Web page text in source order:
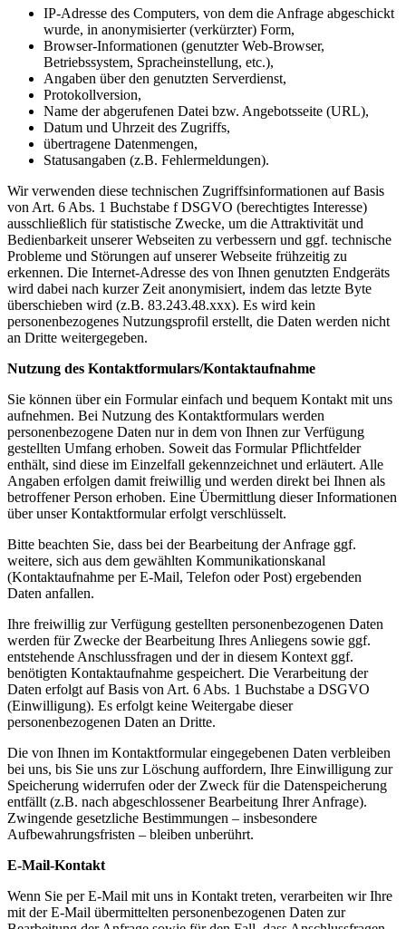
IP-Adresse des Computers, von dem die Anfrage abgeschickt
wurde, in anonymisierter (verkürzter) Form,
Browser-Informationen (genutzter Web-Browser,
Betriebssystem, Spracheinstellung, etc.),
Angaben über den genutzten Serverdienst,
Protokollversion,
Name der abgerufenen Datei bzw. Angebotsseite (URL),
Datum und Uhrzeit des Zugriffs,
übertragene Datenmengen,
Statusangaben (z.B. Fehlermeldungen).
Wir verwenden diese technischen Zugriffsinformationen auf Basis
von Art. 6 Abs. 1 Buchstabe f DSGVO (berechtigtes Interesse)
ausschließlich für statistische Zwecke, um die Attraktivität und
Bedienbarkeit unserer Webseiten zu verbessern und ggf. technische
Probleme und Störungen auf unserer Webseite frühzeitig zu
erkennen. Die Internet-Adresse des von Ihnen genutzten Endgeräts
wird dabei nach kurzer Zeit anonymisiert, indem das letzte Byte
überschieben wird (z.B. 83.243.48.xxx). Es wird kein
personenbezogenes Nutzungsprofil erstellt, die Daten werden nicht
an Dritte weitergegeben.
Nutzung des Kontaktformulars/Kontaktaufnahme
Sie können über ein Formular einfach und bequem Kontakt mit uns
aufnehmen. Bei Nutzung des Kontaktformulars werden
personenbezogene Daten nur in dem von Ihnen zur Verfügung
gestellten Umfang erhoben. Soweit das Formular Pflichtfelder
enthält, sind diese im Einzelfall gekennzeichnet und erläutert. Alle
Angaben erfolgen damit freiwillig und werden direkt bei Ihnen als
betroffener Person erhoben. Eine Übermittlung dieser Informationen
über unser Kontaktformular erfolgt verschlüsselt.
Bitte beachten Sie, dass bei der Bearbeitung der Anfrage ggf.
weitere, sich aus dem gewählten Kommunikationskanal
(Kontaktaufnahme per E-Mail, Telefon oder Post) ergebenden
Daten anfallen.
Ihre freiwillig zur Verfügung gestellten personenbezogenen Daten
werden für Zwecke der Bearbeitung Ihres Anliegens sowie ggf.
entstehende Anschlussfragen und der in diesem Kontext ggf.
benötigten Kontaktaufnahme gespeichert. Die Verarbeitung der
Daten erfolgt auf Basis von Art. 6 Abs. 1 Buchstabe a DSGVO
(Einwilligung). Es erfolgt keine Weitergabe dieser
personenbezogenen Daten an Dritte.
Die von Ihnen im Kontaktformular eingegebenen Daten verbleiben
bei uns, bis Sie uns zur Löschung auffordern, Ihre Einwilligung zur
Speicherung widerrufen oder der Zweck für die Datenspeicherung
entfällt (z.B. nach abgeschlossener Bearbeitung Ihrer Anfrage).
Zwingende gesetzliche Bestimmungen – insbesondere
Aufbewahrungsfristen – bleiben unberührt.
E-Mail-Kontakt
Wenn Sie per E-Mail mit uns in Kontakt treten, verarbeiten wir Ihre
mit der E-Mail übermittelten personenbezogenen Daten zur